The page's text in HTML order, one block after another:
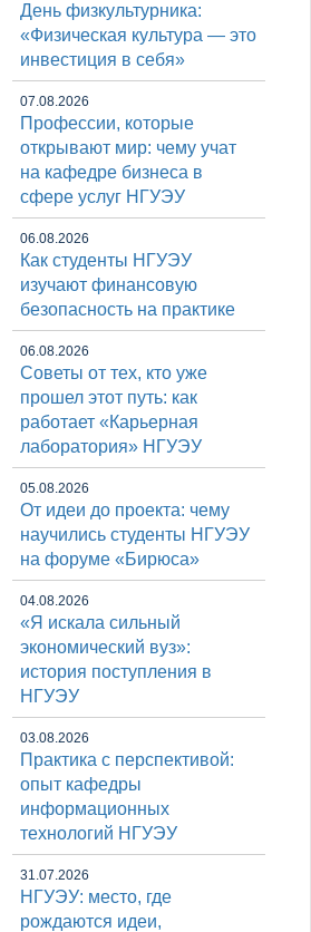
День физкультурника:
«Физическая культура — это
инвестиция в себя»
07.08.2026
Профессии, которые
открывают мир: чему учат
на кафедре бизнеса в
сфере услуг НГУЭУ
06.08.2026
Как студенты НГУЭУ
изучают финансовую
безопасность на практике
06.08.2026
Советы от тех, кто уже
прошел этот путь: как
работает «Карьерная
лаборатория» НГУЭУ
05.08.2026
От идеи до проекта: чему
научились студенты НГУЭУ
на форуме «Бирюса»
04.08.2026
«Я искала сильный
экономический вуз»:
история поступления в
НГУЭУ
03.08.2026
Практика с перспективой:
опыт кафедры
информационных
технологий НГУЭУ
31.07.2026
НГУЭУ: место, где
рождаются идеи,